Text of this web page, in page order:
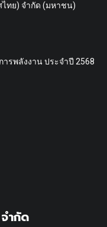
ไทย) จำกัด (มหาชน)
รพลังงาน ประจำปี 2568
ำกัด